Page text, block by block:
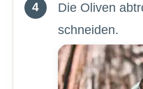
Die Oliven
schneiden.